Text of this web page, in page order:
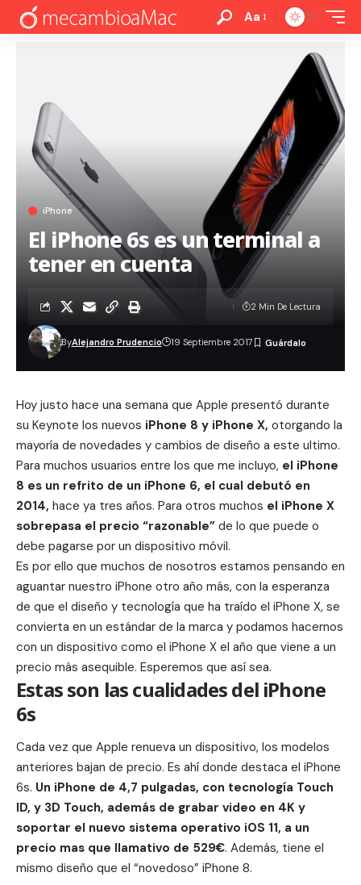
Aa
iPhone
El iPhone 6s es un terminal a
tener en cuenta
ByAlejandro Prudencio 19 Septiembre 2017
2 Min De Lectura
Hoy justo hace una semana que Apple presentó durante
su Keynote los nuevos iPhone 8 y iPhone X, otorgando la
mayoría de novedades y cambios de diseño a este ultimo.
Para muchos usuarios entre los que me incluyo, el iPhone
8 es un refrito de un iPhone 6, el cual debutó en
2014, hace ya tres años. Para otros muchos el iPhone X
sobrepasa el precio “razonable” de lo que puede o
debe pagarse por un dispositivo móvil.
Es por ello que muchos de nosotros estamos pensando en
aguantar nuestro iPhone otro año más, con la esperanza
de que el diseño y tecnología que ha traído el iPhone X, se
convierta en un estándar de la marca y podamos hacernos
con un dispositivo como el iPhone X el año que viene a un
precio más asequible. Esperemos que así sea.
Estas son las cualidades del iPhone
6s
Cada vez que Apple renueva un dispositivo, los modelos
anteriores bajan de precio. Es ahí donde destaca el iPhone
6s. Un iPhone de 4,7 pulgadas, con tecnología Touch
ID, y 3D Touch, además de grabar video en 4K y
soportar el nuevo sistema operativo iOS 11, a un
precio mas que llamativo de 529€. Además, tiene el
mismo diseño que el “novedoso” iPhone 8.